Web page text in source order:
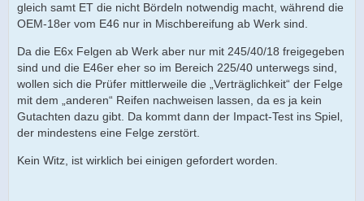
gleich samt ET die nicht Bördeln notwendig macht, während die
OEM-18er vom E46 nur in Mischbereifung ab Werk sind.
Da die E6x Felgen ab Werk aber nur mit 245/40/18 freigegeben
sind und die E46er eher so im Bereich 225/40 unterwegs sind,
wollen sich die Prüfer mittlerweile die „Verträglichkeit“ der Felge
mit dem „anderen“ Reifen nachweisen lassen, da es ja kein
Gutachten dazu gibt. Da kommt dann der Impact-Test ins Spiel,
der mindestens eine Felge zerstört.
Kein Witz, ist wirklich bei einigen gefordert worden.